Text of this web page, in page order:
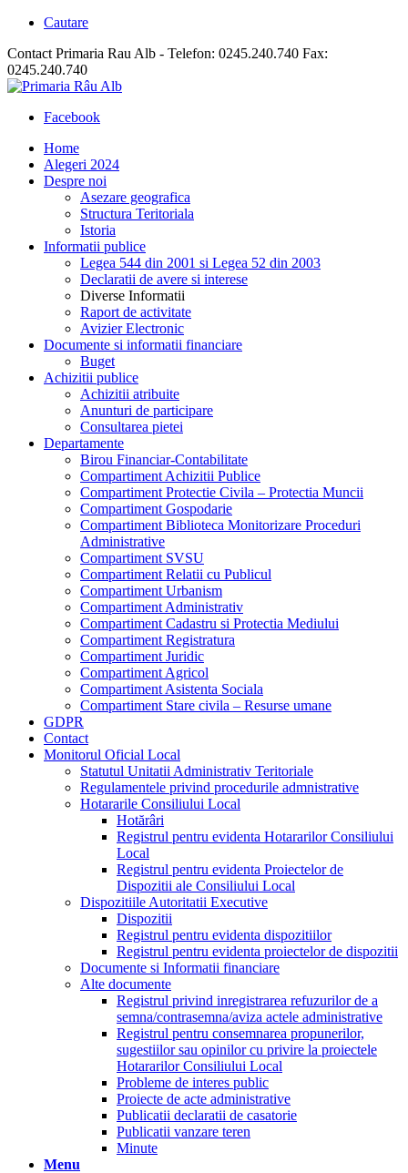
Cautare
Contact Primaria Rau Alb - Telefon: 0245.240.740 Fax:
0245.240.740
Facebook
Home
Alegeri 2024
Despre noi
Asezare geografica
Structura Teritoriala
Istoria
Informatii publice
Legea 544 din 2001 si Legea 52 din 2003
Declaratii de avere si interese
Diverse Informatii
Raport de activitate
Avizier Electronic
Documente si informatii financiare
Buget
Achizitii publice
Achizitii atribuite
Anunturi de participare
Consultarea pietei
Departamente
Birou Financiar-Contabilitate
Compartiment Achizitii Publice
Compartiment Protectie Civila – Protectia Muncii
Compartiment Gospodarie
Compartiment Biblioteca Monitorizare Proceduri
Administrative
Compartiment SVSU
Compartiment Relatii cu Publicul
Compartiment Urbanism
Compartiment Administrativ
Compartiment Cadastru si Protectia Mediului
Compartiment Registratura
Compartiment Juridic
Compartiment Agricol
Compartiment Asistenta Sociala
Compartiment Stare civila – Resurse umane
GDPR
Contact
Monitorul Oficial Local
Statutul Unitatii Administrativ Teritoriale
Regulamentele privind procedurile admnistrative
Hotararile Consiliului Local
Hotărâri
Registrul pentru evidenta Hotararilor Consiliului
Local
Registrul pentru evidenta Proiectelor de
Dispozitii ale Consiliului Local
Dispozitiile Autoritatii Executive
Dispozitii
Registrul pentru evidenta dispozitiilor
Registrul pentru evidenta proiectelor de dispozitii
Documente si Informatii financiare
Alte documente
Registrul privind inregistrarea refuzurilor de a
semna/contrasemna/aviza actele administrative
Registrul pentru consemnarea propunerilor,
sugestiilor sau opinilor cu privire la proiectele
Hotararilor Consiliului Local
Probleme de interes public
Proiecte de acte administrative
Publicatii declaratii de casatorie
Publicatii vanzare teren
Minute
Menu